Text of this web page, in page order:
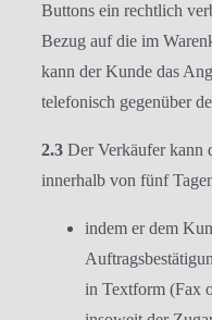
Buttons ein rechtlich
Bezug auf die im
kann der Kunde das
telefonisch gegenüber
2.3 Der Verkäufer kann
innerhalb von fünf
indem er dem
in Textform (Fax